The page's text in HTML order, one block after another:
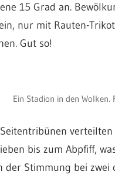
15 Grad an.
nur mit Rauten-
Gut so!
Ein Stadion in den Wolken.
bis zum Abpfiff,
der Stimmung bei